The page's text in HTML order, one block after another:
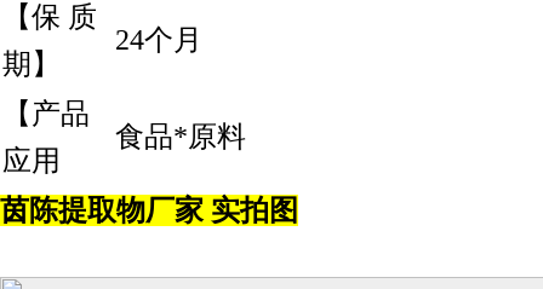
【保 质
期】
24个月
【产品
应用
食品*原料
茵陈提取物厂家 实拍图